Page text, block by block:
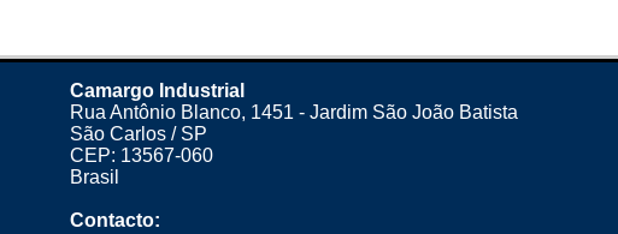
Camargo Industrial
Rua Antônio Blanco, 1451 - Jardim São João Batista
São Carlos / SP
CEP: 13567-060
Brasil
Contacto: